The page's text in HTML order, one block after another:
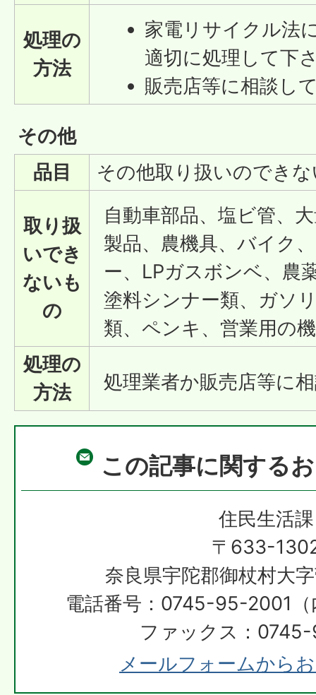
処理の
方法
家電リサイクル法
適切に処理して下
販売店等に相談し
その他
品目
その他取り扱いのでき
取り扱
いでき
ないも
の
自動車部品、塩ビ管、
製品、農機具、バイク
ー、LPガスボンベ、農
塗料シンナー類、ガソ
類、ペンキ、営業用の
処理の
方法
処理業者か販売店等に
この記事に関する
住民生活課
〒633-
奈良県宇陀郡御杖村大
電話番号：0745-95-2001（
ファックス：
メールフォームから